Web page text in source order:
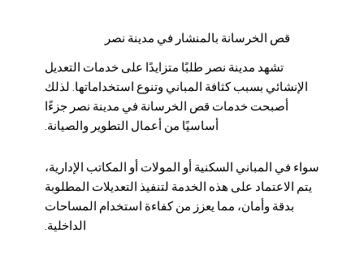
قص الخرسانة بالمنشار في مدينة نصر
تشهد مدينة نصر طلبًا متزايدًا على خدمات التعديل
الإنشائي بسبب كثافة المباني وتنوع استخداماتها. لذلك
أصبحتخدمات قص الخرسانة في مدينة نصر جزءًا
أساسيًا من أعمال التطوير والصيانة.
سواء في المباني السكنية أو المولات أو المكاتب الإدارية،
يتم الاعتماد على هذه الخدمة لتنفيذ التعديلات المطلوبة
بدقة وأمان، مما يعزز من كفاءة استخدام المساحات
الداخلية.